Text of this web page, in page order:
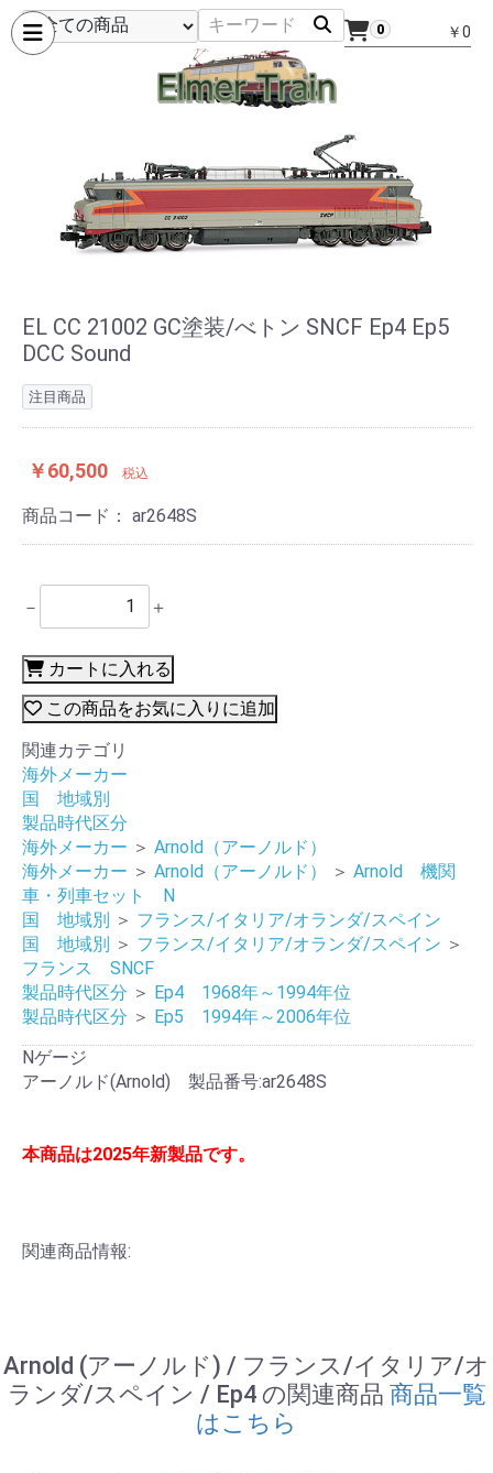
0 ￥0
EL CC 21002 GC塗装/べトン SNCF Ep4 Ep5
DCC Sound
注目商品
￥60,500 税込
商品コード： ar2648S
－ ＋
カートに入れる
この商品をお気に入りに追加
関連カテゴリ
海外メーカー
国 地域別
製品時代区分
海外メーカー ＞ Arnold（アーノルド）
海外メーカー ＞ Arnold（アーノルド） ＞ Arnold 機関
車・列車セット N
国 地域別 ＞ フランス/イタリア/オランダ/スペイン
国 地域別 ＞ フランス/イタリア/オランダ/スペイン ＞
フランス SNCF
製品時代区分 ＞ Ep4 1968年～1994年位
製品時代区分 ＞ Ep5 1994年～2006年位
Nゲージ
アーノルド(Arnold) 製品番号:ar2648S
本商品は2025年新製品です。
関連商品情報:
Arnold (アーノルド) / フランス/イタリア/オ
ランダ/スペイン / Ep4 の関連商品 商品一覧
はこちら